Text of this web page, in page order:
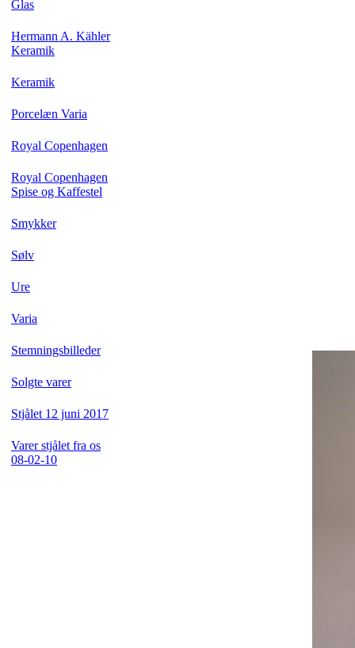
Glas
Hermann A. Kähler
Keramik
Keramik
Porcelæn Varia
Royal Copenhagen
Royal Copenhagen
Spise og Kaffestel
Smykker
Sølv
Ure
Varia
Stemningsbilleder
Solgte varer
Stjålet 12 juni 2017
Varer stjålet fra os
08-02-10